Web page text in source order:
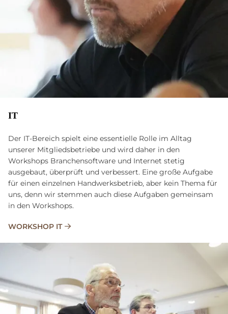
IT
Der IT-Bereich spielt eine essentielle Rolle im Alltag
unserer Mitgliedsbetriebe und wird daher in den
Workshops Branchensoftware und Internet stetig
ausgebaut, überprüft und verbessert. Eine große Aufgabe
für einen einzelnen Handwerksbetrieb, aber kein Thema für
uns, denn wir stemmen auch diese Aufgaben gemeinsam
in den Workshops.
WORKSHOP IT